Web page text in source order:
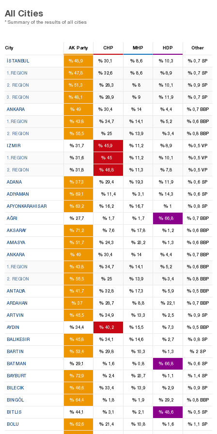
All Cities
* Summary of the results of all cities
City AK Party CHP MHP HDP Other
İSTANBUL %48,9
46
%30,1
28
% 8,6
7
% 10,3
7
% 0,7 SP
1.REGION %47,8 %32,6 % 8,6 %8,9 % 0,7 SP
2. REGION %51,3 % 28,3 % 8 % 10,1 % 0,9 SP
3. REGION %48,1 % 28,9 % 9 % 11,9 % 0,7 SP
ANKARA % 49 %30,4 %14 %4,4 %0,7BBP
1.REGION %43,8 % 34,7 %14,1 %5,2 %0,6BBP
2. REGION %55,5 % 25 %13,9 %3,4 %0,8BBP
IZMIR %31,7 %45,9 %11,2 %8,9 %0,5VP
1.REGION %31,6 % 45 %11,2 % 10,1 %0,5VP
2. REGION %31,8 % 46,8 %11,3 %7,8 %0,5VP
ADANA %37,3 % 29,4 %19,3 % 11,9 % 0,6 SP
ADIYAMAN %69,1 % 11,4 % 3,1 % 14,3 % 0,6 SP
AFYONKARAHISAR %63,2 % 16,2 %16,7 % 1 % 0,8 SP
AĞRI %27,7 %1,7 % 1,7 % 66,8 %0,7BBP
AKSARAY %71,2 %7,6 %17,8 %1,2 %0,6BBP
AMASYA %51,7 % 24,3 %20,2 %1,3 %0,6BBP
ANKARA % 49 %30,4 %14 %4,4 %0,7BBP
1.REGION %43,8 % 34,7 %14,1 %5,2 %0,6BBP
2. REGION %55,5 % 25 %13,9 %3,4 %0,8BBP
ANTALYA %41,7 % 32,8 %17,3 %5,9 %0,5BBP
ARDAHAN %37 % 28,7 % 8,8 % 22,1 %0,7BBP
ARTVIN %45,5 % 34,9 %13,3 %2,5 % 0,9 SP
AYDIN %34,4 % 40,2 %15,5 %7,3 %0,5BBP
BALIKESIR %45,8 % 34,1 %14,6 %2,7 % 0,8 SP
BARTIN %53,4 % 29,8 %10,3 %1,3 %2 SP
BATMAN %29,1 %1,6 % 0,8 % 66,8 % 0,6 SP
BAYBURT %72,9 %2,4 %20,7 %1,1 % 1,4 SP
BILECIK %46,6 % 33,4 %13,9 %2,9 % 0,9 SP
BINGÖL %64,4 %1,8 % 1,9 % 29,2 %0,8BBP
BITLIS %44,1 %3,1 % 2,1 % 48,6 % 0,5 SP
BOLU %62,6 % 21,4 %10,8 %1,6 % 1,1 SP